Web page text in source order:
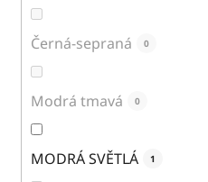
Černá-sepraná 0
Modrá tmavá 0
MODRÁ SVĚTLÁ 1